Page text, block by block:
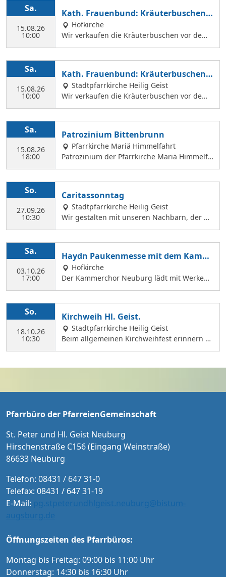
der Hl. Geist Kirche Kräuterbuschen verkauf
en können.
Sa.
15.08.26
10:00
Kath. Frauenbund: Kräuterbuschen V
erkauf
Hofkirche
Wir verkaufen die Kräuterbuschen vor dem
Festgottesdienst in der Hofkirche.
Sa.
15.08.26
10:00
Kath. Frauenbund: Kräuterbuschen V
erkauf
Stadtpfarrkirche Heilig Geist
Wir verkaufen die Kräuterbuschen vor dem
Festgottesdienst in der Hl. Geist Kirche.
Sa.
15.08.26
18:00
Patrozinium Bittenbrunn
Pfarrkirche Mariä Himmelfahrt
Patrozinium der Pfarrkirche Mariä Himmelfa
hrt in Bittenbrunn Um 18:00 Uhr Festgottesd
Gestaltung durch den Kirchenchor Laetare, l
eckere Speisen, Fassbier und Weinbar. Kind
erprogramm Wir freuen uns auf dich!
So.
27.09.26
10:30
Caritassonntag
Stadtpfarrkirche Heilig Geist
Wir gestalten mit unseren Nachbarn, der Ca
ritasstation den Gottesdienst.
Sa.
03.10.26
17:00
Haydn Paukenmesse mit dem Kamm
erchor
Hofkirche
Der Kammerchor Neuburg lädt mit Werken
von Josef Haydn zum Konzert in der Hofkirch
ese Hob. XXIIIc:2 KAMMERCHOR NEUBURG S
olisten: KATHARINA WITTMANN Sopran JUDI
TH WERNER Alt TOBIAS GRÜNDL Tenor WILF
RIED MICHL Bass ORCHESTER COLLEGIUM M
weis Karten an der Abendkasse und ab Sept
ion Neuburg und im Pfarrbüro der PG Neub
So.
18.10.26
10:30
Kirchweih Hl. Geist.
Stadtpfarrkirche Heilig Geist
Beim allgemeinen Kirchweihfest erinnern wi
r uns an die Weihe der fünf Altäre von Hl. G
dass der Heilige Geist aus lebendigen Stein
Pfarrbüro der PfarreienGemeinschaft
St. Peter und Hl. Geist Neuburg
Hirschenstraße C156 (Eingang Weinstraße)
86633 Neuburg
Telefon: 08431 / 647 31-0
Telefax: 08431 / 647 31-19
E-Mail: pg.stpeterundhlgeist.neuburg@bistum-
augsburg.de
Öffnungszeiten des Pfarrbüros:
Montag bis Freitag: 09:00 bis 11:00 Uhr
Donnerstag: 14:30 bis 16:30 Uhr